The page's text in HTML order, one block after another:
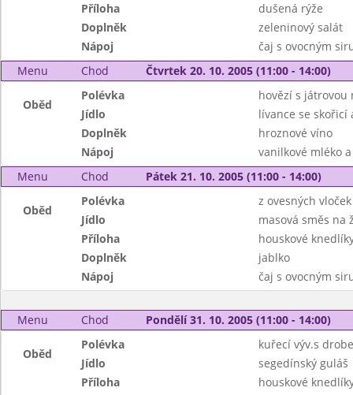
Příloha
dušená rýže
Doplněk
zeleninový salát
Nápoj
čaj s ovocným
Menu
Chod Čtvrtek 20. 10. 2005 (11:00 - 14:00)
Oběd
Polévka
hovězí s játrovou
Jídlo
lívance se skořicí
Doplněk
hroznové víno
Nápoj
vanilkové mléko
Menu
Chod Pátek 21. 10. 2005 (11:00 - 14:00)
Oběd
Polévka
z ovesných
Jídlo
masová směs na
Příloha
houskové
Doplněk
jablko
Nápoj
čaj s ovocným
Menu Chod Pondělí 31. 10. 2005 (11:00 - 14:00)
Oběd
Polévka
kuřecí výv.s
Jídlo
segedínský guláš
Příloha
houskové